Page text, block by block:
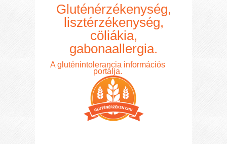
Gluténérzékenység,
lisztérzékenység,
cöliákia,
gabonaallergia.
A gluténintolerancia információs
portálja.